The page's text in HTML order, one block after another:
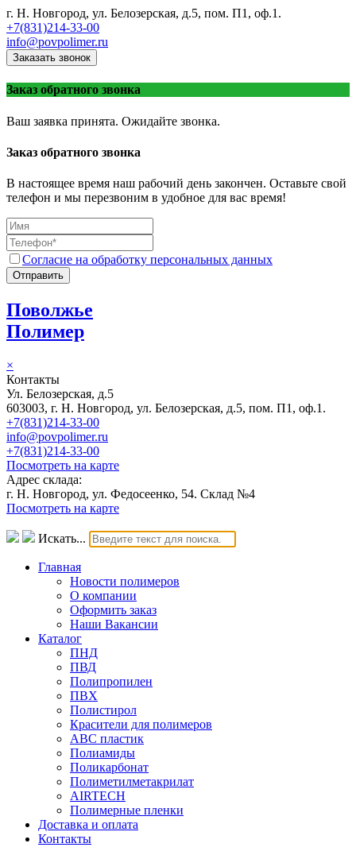
г. Н. Новгород, ул. Белозерская, д.5, пом. П1, оф.1.
+7(831)214-33-00
info@povpolimer.ru
Заказать звонок
Заказ обратного звонка
Ваш заявка принята. Ожидайте звонка.
Заказ обратного звонка
В настоящее время наш рабочий день закончен. Оставьте свой
телефон и мы перезвоним в удобное для вас время!
Согласие на обработку персональных данных
Отправить
Поволжье
Полимер
×
Контакты
Ул. Белозерская, д.5
603003, г. Н. Новгород, ул. Белозерская, д.5, пом. П1, оф.1.
+7(831)214-33-00
info@povpolimer.ru
+7(831)214-33-00
Посмотреть на карте
Адрес склада:
г. Н. Новгород, ул. Федосеенко, 54. Склад №4
Посмотреть на карте
Искать...
Главная
Новости полимеров
О компании
Оформить заказ
Наши Вакансии
Каталог
ПНД
ПВД
Полипропилен
ПВХ
Полистирол
Красители для полимеров
АВС пластик
Полиамиды
Поликарбонат
Полиметилметакрилат
AIRTECH
Полимерные пленки
Доставка и оплата
Контакты